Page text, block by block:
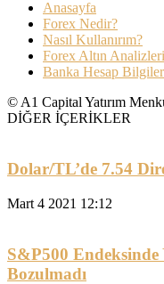
Anasayfa
Forex Nedir?
Nasıl Kullanırım?
Forex Altın Analizleri
Banka Hesap
© A1 Capital Yatırım
DİĞER İÇERİKLER
Dolar/TL’de 7.54
Mart 4 2021 12:12
S&P500
Bozulmadı